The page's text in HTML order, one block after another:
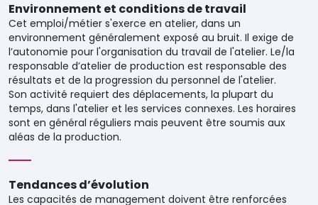
Environnement et conditions de travail
Cet emploi/métier s'exerce en atelier, dans un
environnement généralement exposé au bruit. Il exige de
l’autonomie pour l'organisation du travail de l'atelier. Le/la
responsable d’atelier de production est responsable des
résultats et de la progression du personnel de l'atelier.
Son activité requiert des déplacements, la plupart du
temps, dans l'atelier et les services connexes. Les horaires
sont en général réguliers mais peuvent être soumis aux
aléas de la production.
Tendances d’évolution
Les capacités de management doivent être renforcées